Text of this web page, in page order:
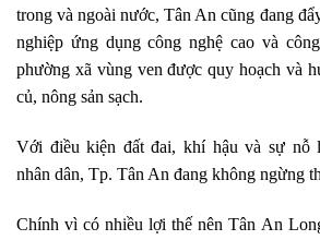
trong và ngoài nước, Tân An cũng đang
nghiệp ứng dụng công nghệ cao và
phường xã vùng ven được quy hoạch và
củ, nông sản sạch.
Với điều kiện đất đai, khí hậu và sự nỗ
nhân dân, Tp. Tân An đang không ngừng
Chính vì có nhiều lợi thế nên Tân An